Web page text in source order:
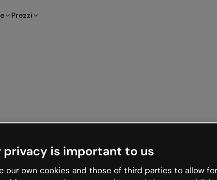
Prezzi
privacy is important to us
our own cookies and those of third parties to allow